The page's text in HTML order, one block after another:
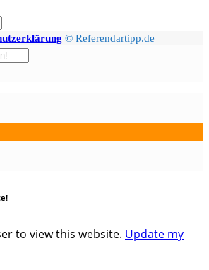
© Referendartipp.de
to view this website. Update my